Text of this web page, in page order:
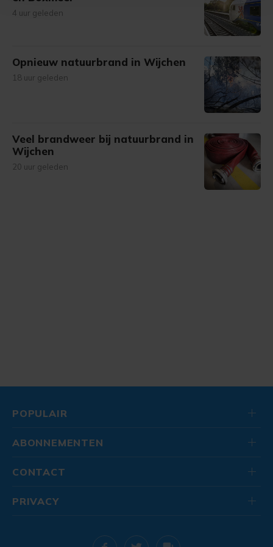
bezoek makkelijker en persoonlijker. Op
onze cookiepagina kun je ons cookiebeleid bekijken en je
4 uur geleden
Opnieuw natuurbrand in Wijchen
18 uur geleden
Veel brandweer bij natuurbrand in
Wijchen
20 uur geleden
POPULAIR
ABONNEMENTEN
CONTACT
PRIVACY